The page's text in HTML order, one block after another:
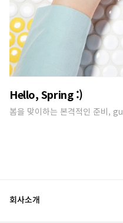
Hello, Spring :)
봄을 맞이하는 본격적인 준비
회사소개